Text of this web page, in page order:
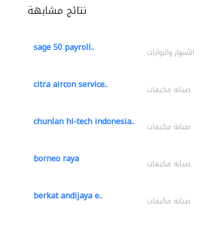
نتائج مشابهة
sage 50 payroll.. الأسوار والبوابات
citra aircon service.. صيانة مكيفات
chunlan hi-tech indonesia.. صيانة مكيفات
borneo raya صيانة مكيفات
berkat andijaya e.. صيانة مكيفات